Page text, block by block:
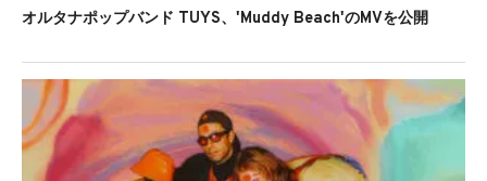
オルタナポップバンド TUYS、'Muddy Beach'のMVを公開